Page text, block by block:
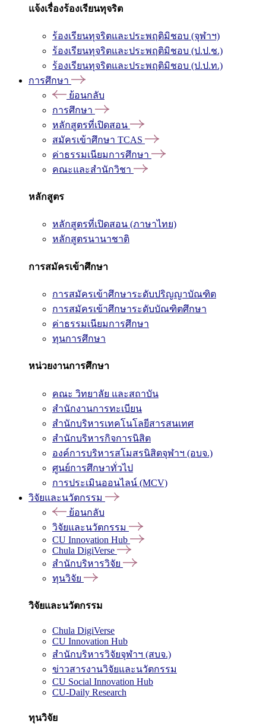
แจ้งเรื่องร้องเรียนทุจริต
ร้องเรียนทุจริตและประพฤติมิชอบ (จุฬาฯ)
ร้องเรียนทุจริตและประพฤติมิชอบ (ป.ป.ช.)
ร้องเรียนทุจริตและประพฤติมิชอบ (ป.ป.ท.)
การศึกษา
ย้อนกลับ
การศึกษา
หลักสูตรที่เปิดสอน
สมัครเข้าศึกษา TCAS
ค่าธรรมเนียมการศึกษา
คณะและสำนักวิชา
หลักสูตร
หลักสูตรที่เปิดสอน (ภาษาไทย)
หลักสูตรนานาชาติ
การสมัครเข้าศึกษา
การสมัครเข้าศึกษาระดับปริญญาบัณฑิต
การสมัครเข้าศึกษาระดับบัณฑิตศึกษา
ค่าธรรมเนียมการศึกษา
ทุนการศึกษา
หน่วยงานการศึกษา
คณะ วิทยาลัย และสถาบัน
สำนักงานการทะเบียน
สำนักบริหารเทคโนโลยีสารสนเทศ
สำนักบริหารกิจการนิสิต
องค์การบริหารสโมสรนิสิตจุฬาฯ (อบจ.)
ศูนย์การศึกษาทั่วไป
การประเมินออนไลน์ (MCV)
วิจัยและนวัตกรรม
ย้อนกลับ
วิจัยและนวัตกรรม
CU Innovation Hub
Chula DigiVerse
สำนักบริหารวิจัย
ทุนวิจัย
วิจัยและนวัตกรรม
Chula DigiVerse
CU Innovation Hub
สำนักบริหารวิจัยจุฬาฯ (สบจ.)
ข่าวสารงานวิจัยและนวัตกรรม
CU Social Innovation Hub
CU-Daily Research
ทุนวิจัย